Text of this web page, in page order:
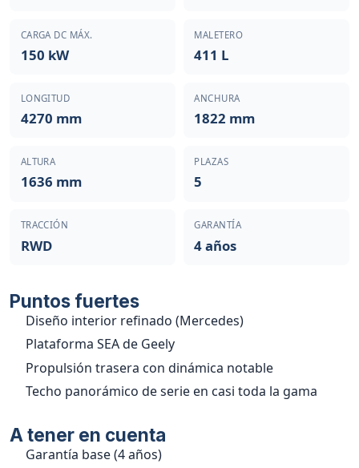
CARGA DC MÁX.
150 kW
MALETERO
411 L
LONGITUD
4270 mm
ANCHURA
1822 mm
ALTURA
1636 mm
PLAZAS
5
TRACCIÓN
RWD
GARANTÍA
4 años
Puntos fuertes
Diseño interior refinado (Mercedes)
Plataforma SEA de Geely
Propulsión trasera con dinámica notable
Techo panorámico de serie en casi toda la gama
A tener en cuenta
Garantía base (4 años)